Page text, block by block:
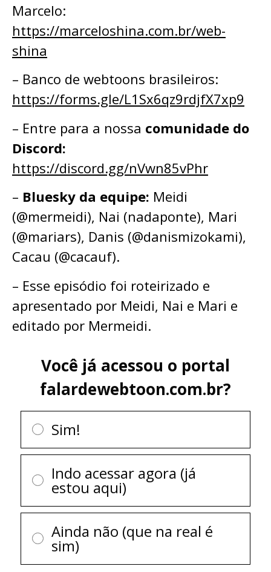
Marcelo:
⁠⁠https://marceloshina.com.br/web-
shina⁠⁠
– Banco de webtoons brasileiros:
⁠⁠https://forms.gle/L1Sx6qz9rdjfX7xp9⁠⁠
– ⁠⁠⁠⁠⁠Entre para a nossa comunidade do
Discord:
⁠⁠⁠⁠⁠⁠⁠⁠⁠⁠⁠⁠⁠⁠⁠⁠⁠https://discord.gg/nVwn85vPhr⁠⁠⁠⁠⁠⁠⁠⁠⁠⁠⁠⁠⁠⁠⁠⁠⁠
– Bluesky da equipe: ⁠⁠⁠⁠⁠Meidi
(@mermeidi)⁠⁠⁠⁠⁠, ⁠⁠⁠⁠⁠Nai (nadaponte)⁠⁠⁠⁠⁠, ⁠⁠⁠⁠⁠Mari
(@mariars)⁠⁠⁠⁠⁠, Danis (@danismizokami),
Cacau (@cacauf).
– Esse episódio foi roteirizado e
apresentado por Meidi, Nai e Mari e
editado por Mermeidi.
Você já acessou o portal
falardewebtoon.com.br?
Sim!
Indo acessar agora (já
estou aqui)
Ainda não (que na real é
sim)